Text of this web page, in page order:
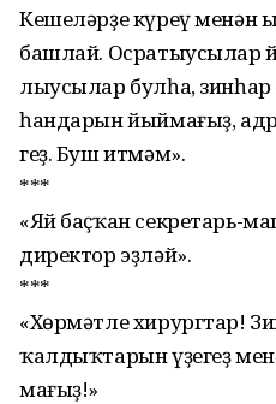
Кешеләрҙе күреү менән
башлай. Осратыусылар
лыусылар булһа, зинһар
һандарын йыймағыҙ,
геҙ. Буш итмәм».
***
«Яй баҫҡан секретарь-
директор эҙләй».
***
«Хөрмәтле хирургтар!
ҡалдыҡтарын үҙегеҙ
мағыҙ!»